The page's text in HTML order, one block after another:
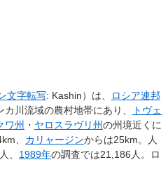
文字転写: Kashin）は、
ロシア連邦
カ川流域の農村地帯にあり、
トヴェ
ワ州 ・ ヤロスラヴリ州の州境近くに
、 カリャージンからは25km。人
、 1989年の調査では21,186人。ロ